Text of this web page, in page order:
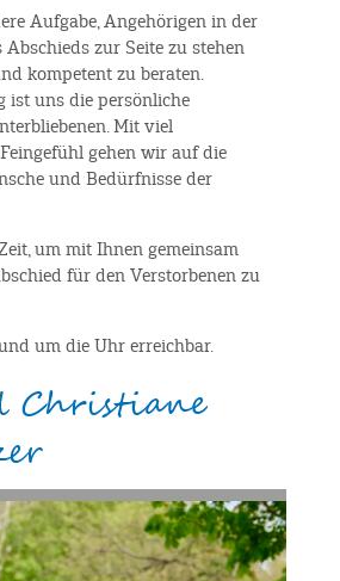
Aufgabe, Angehörigen in der
zur Seite zu stehen
kompetent zu beraten.
ist uns die persönliche
Mit viel
gehen wir auf die
und Bedürfnisse der
um mit Ihnen gemeinsam
für den Verstorbenen zu
um die Uhr erreichbar.
Christiane